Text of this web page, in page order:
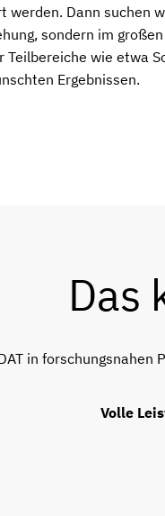
Dann suchen
sondern im großen
Teilbereiche wie etwa
Ergebnissen.
Das
in
Volle